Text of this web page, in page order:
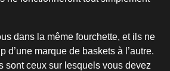
dans la même fourchette, et ils ne
d’une marque de baskets à l’autre.
sont ceux sur lesquels vous devez